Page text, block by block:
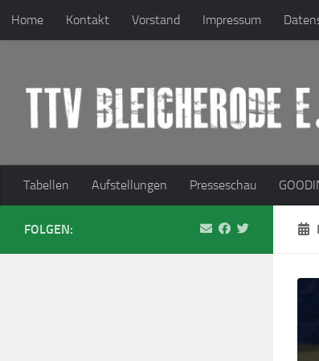
Zum Inhalt springen
Home Kontakt Vorstand Impressum
Tabellen Aufstellungen Presseschau
FOLGEN: